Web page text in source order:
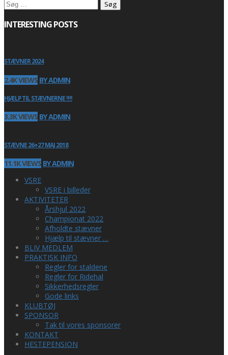
Søg
efter:
INTERESTING POSTS
STÆVNER 2024
2.4K VIEWS BY ADMIN
HJÆLP TIL STÆVNERNE !!!!
3.3K VIEWS BY ADMIN
STÆVNE 26+27 MAJ 2018
11.1K VIEWS BY ADMIN
VSRE
VSRE i billeder
AKTIVITETER
Årshjul 2022
Championat 2022
Afholdte stævner
Hjælp til stævner …
BLIV MEDLEM
PRAKTISK INFO
Regler for staldene
Regler for Ridehal
Sikkerhedsregler
Gode links
KLUBTØJ
SPONSOR
Tak til vores sponsorer
KONTAKT
HESTEPENSION